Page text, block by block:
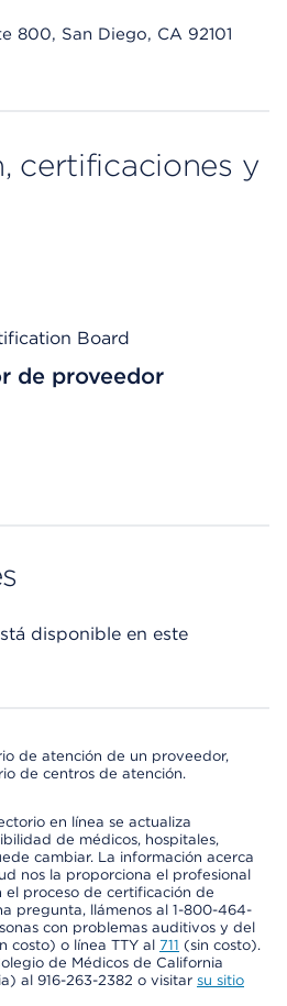
800, San Diego, CA 92101
certificaciones y
Board
de proveedor
disponible en este
de atención de un proveedor,
de centros de atención.
en línea se actualiza
de médicos, hospitales,
cambiar. La información acerca
nos la proporciona el profesional
proceso de certificación de
pregunta, llámenos al 1-800-464-
con problemas auditivos y del
costo) o línea TTY al 711 (sin costo).
de Médicos de California
al 916-263-2382 o visitar su sitio